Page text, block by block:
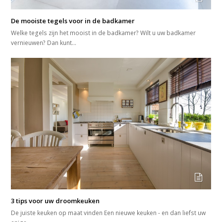
De mooiste tegels voor in de badkamer
Welke tegels zijn het mooist in de badkamer? Wilt u uw badkamer
vernieuwen? Dan kunt…
3 tips voor uw droomkeuken
De juiste keuken op maat vinden Een nieuwe keuken - en dan liefst uw